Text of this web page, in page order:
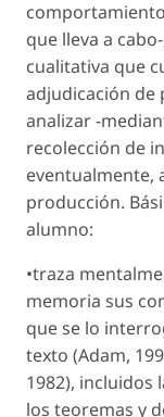
que lleva a
cualitativa que
adjudicación de
analizar -
recolección de
eventualmente,
producción.
alumno:
•traza
memoria sus
que se lo
texto (Adam,
1982), incluidos
los teoremas y